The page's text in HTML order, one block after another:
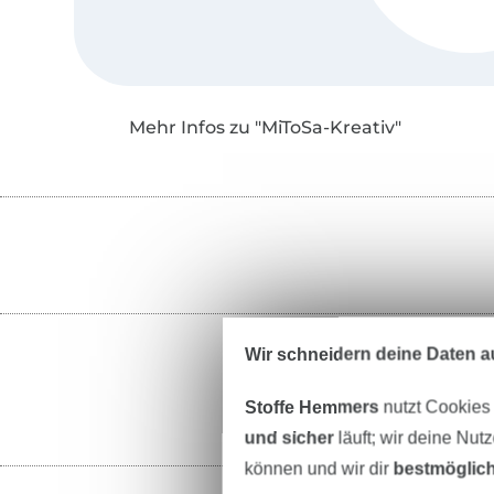
Mehr Infos zu "MiToSa-Kreativ"
Wir schneidern deine Daten
Stoffe Hemmers nutzt
und sicherläuft; wir deine
können und wir dir